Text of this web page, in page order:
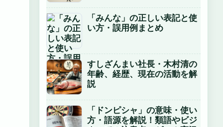
「みんな」の正しい表記と使
い方・誤用例まとめ
すしざんまい社長・木村清の
年齢、経歴、現在の活動を解
説
「ドンピシャ」の意味・使い
方・語源を解説！類語やビジ